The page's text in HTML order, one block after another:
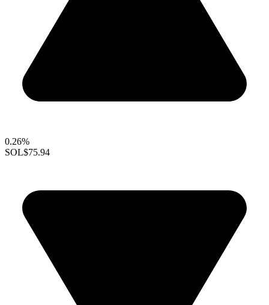
0.26%
SOL$75.94